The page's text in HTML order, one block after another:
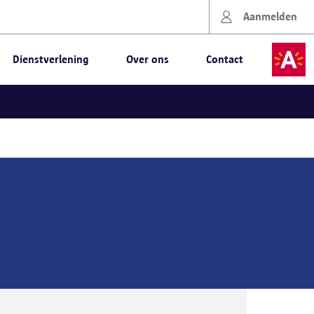
Aanmelden
Dienstverlening Over ons Contact